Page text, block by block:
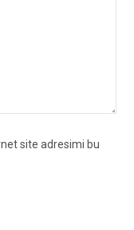
site adresimi bu